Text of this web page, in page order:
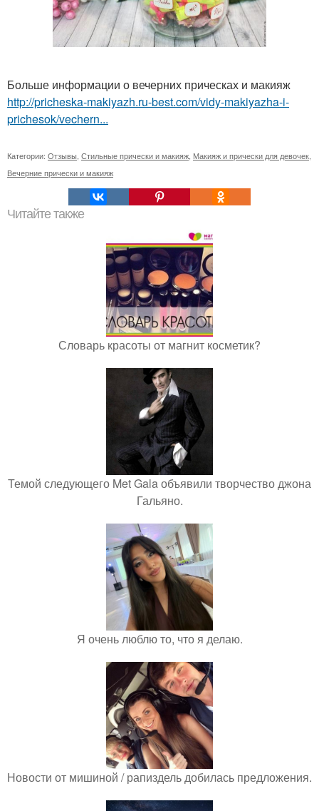
Больше информации о вечерних прическах и макияж
http://pricheska-makiyazh.ru-best.com/vidy-makiyazha-i-
prichesok/vechern...
Категории: Отзывы Стильные прически и макияж Макияж и прически для девочек
Вечерние прически и макияж
Читайте также
Словарь красоты от магнит косметик?
Темой следующего Met Gala объявили творчество джона
Гальяно.
Я очень люблю то, что я делаю.
Новости от мишиной / рапиздель добилась предложения.